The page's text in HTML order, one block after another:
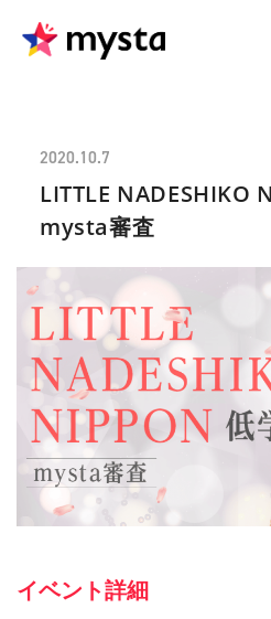
2020.10.7
LITTLE NADESHIKO
mysta審査
イベント詳細